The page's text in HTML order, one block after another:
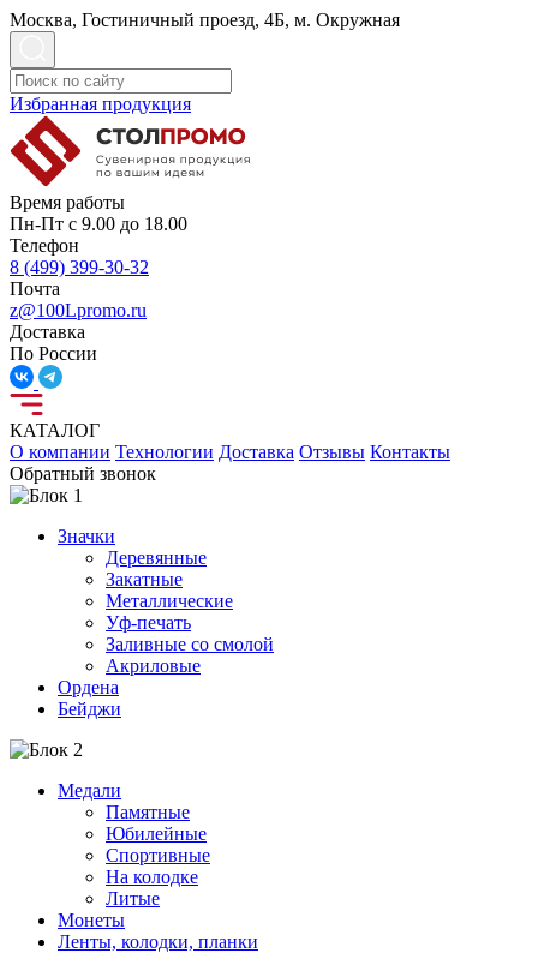
Москва, Гостиничный проезд, 4Б, м. Окружная
Избранная продукция
Время работы
Пн-Пт с 9.00 до 18.00
Телефон
8 (499) 399-30-32
Почта
z@100Lpromo.ru
Доставка
По России
КАТАЛОГ
О компании Технологии Доставка Отзывы Контакты
Обратный звонок
Значки
Деревянные
Закатные
Металлические
Уф-печать
Заливные со смолой
Акриловые
Ордена
Бейджи
Медали
Памятные
Юбилейные
Спортивные
На колодке
Литые
Монеты
Ленты, колодки, планки